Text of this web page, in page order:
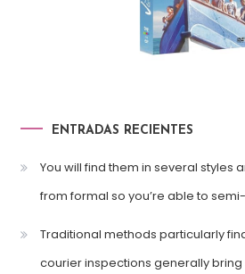
ENTRADAS RECIENTES
You will find them in several styles
from formal so you’re able to
Traditional methods particularly
courier inspections generally